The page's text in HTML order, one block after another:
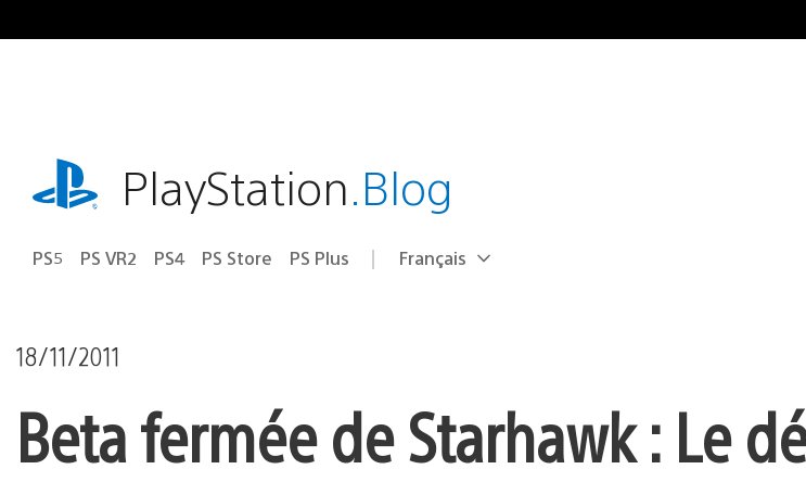
au
playstation.comPlayStation.Blog
PS5 PS VR2 PS4 PS Store PS Plus Choisir
Région
Français
18/11/2011
Beta fermée de Starhawk : Le